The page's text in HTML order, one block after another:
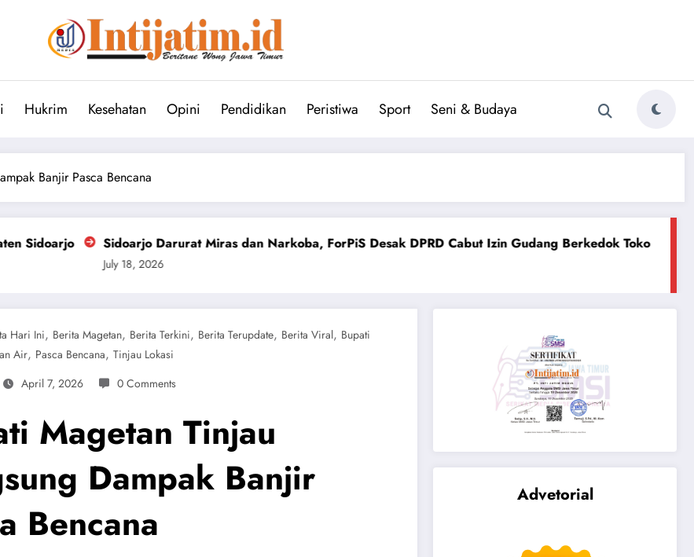
Hukrim Kesehatan Opini Pendidikan Peristiwa Sport Seni & Budaya
Banjir Pasca Bencana
Sidoarjo Darurat Miras dan Narkoba, ForPiS Desak DPRD Cabut Izin Gudang Berkedok Toko PW Ansor Jatim
Hari Ini, Berita Magetan, Berita Terkini, Berita Terupdate, Berita Viral, Bupati
Air, Pasca Bencana, Tinjau Lokasi
April 7, 2026 0 Comments
Magetan Tinjau
Dampak Banjir
Bencana
Advetorial